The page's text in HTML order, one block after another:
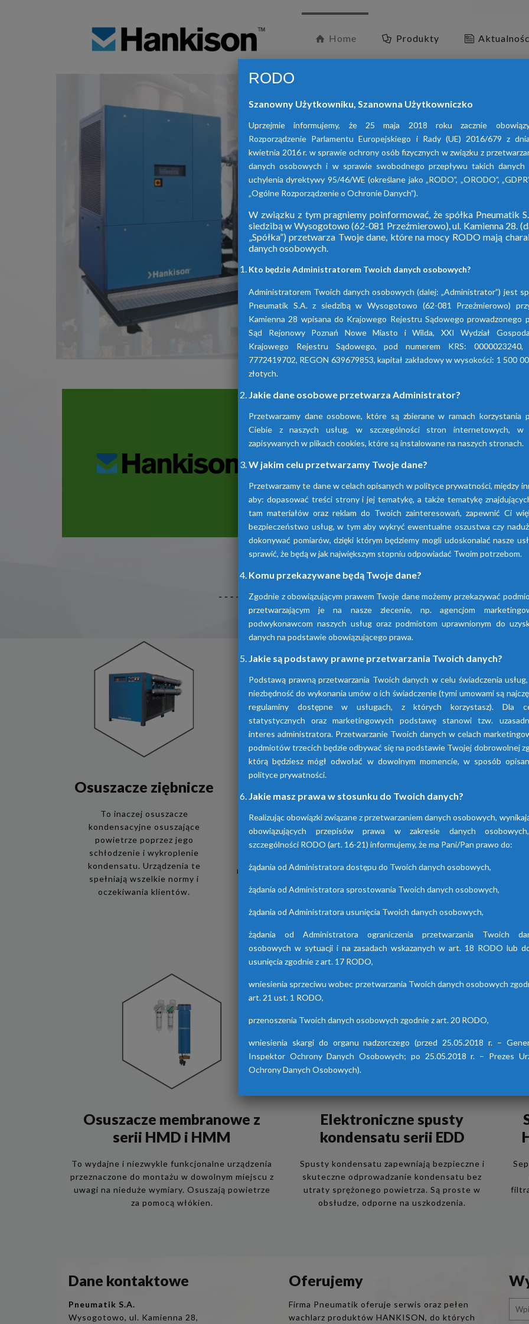
Home Produkty
W ofercie naszej
Firma Pneumatik pojawiła się na rynku w
technice sprężonego powietrza,
wyspecjalizowanych urządzeń.
Dowiedz się więcej
Sprawdź nasze produkty
Osuszacze ziębnicze
To inaczej osuszacze
kondensacyjne osuszające
powietrze poprzez jego
schłodzenie i wykroplenie
kondensatu. Urządzenia te
spełniają wszelkie normy i
oczekiwania klientów.
adsorpcyjne
Urządzenia te przyczyniają się do
osuszania powietrza za pomocą
różnych seriach. Każda z nich różni
hybrydowe z serii
HDB
Osuszacze hybrydowe są
połączeniem osuszacza
niskimi kosztami
lato/zima oraz brakiem
Osuszacze membranowe z
serii HMD i HMM
To wydajne i niezwykle funkcjonalne urządzenia
przeznaczone do montażu w dowolnym miejscu z
uwagi na nieduże wymiary. Osuszają powietrze
za pomocą włókien.
Elektroniczne spusty
kondensatu serii EDD
Spusty kondensatu zapewniają bezpieczne i
skuteczne odprowadzanie kondensatu bez
utraty sprężonego powietrza. Są proste w
obsłudze, odporne na uszkodzenia.
Dane kontaktowe
Pneumatik S.A.
Wysogotowo, ul. Kamienna 28,
Oferujemy
Firma Pneumatik oferuje serwis oraz pełen
wachlarz produktów HANKISON, do których
RODO
Szanowny Użytkowniku, Szanowna Użytkowniczko
Uprzejmie informujemy, że 25 maja 2018 roku zacznie
Rozporządzenie Parlamentu Europejskiego i Rady (UE) 2016/679 z
kwietnia 2016 r. w sprawie ochrony osób fizycznych w związku z
danych osobowych i w sprawie swobodnego przepływu takich danych
uchylenia dyrektywy 95/46/WE (określane jako „RODO”, „ORODO”,
„Ogólne Rozporządzenie o Ochronie Danych”).
W związku z tym pragniemy poinformować, że spółka Pneumatik
siedzibą w Wysogotowo (62-081 Przeźmierowo), ul. Kamienna 28.
„Spółka”) przetwarza Twoje dane, które na mocy RODO mają
danych osobowych.
Kto będzie Administratorem Twoich danych osobowych?
Administratorem Twoich danych osobowych (dalej: „Administrator”) jest
Pneumatik S.A. z siedzibą w Wysogotowo (62-081 Przeźmierowo)
Kamienna 28 wpisana do Krajowego Rejestru Sądowego prowadzonego
Sąd Rejonowy Poznań Nowe Miasto i Wilda, XXI Wydział
Krajowego Rejestru Sądowego, pod numerem KRS: 0000023240,
7772419702, REGON 639679853, kapitał zakładowy w wysokości: 1 500
złotych.
Jakie dane osobowe przetwarza Administrator?
Przetwarzamy dane osobowe, które są zbierane w ramach korzystania
Ciebie z naszych usług, w szczególności stron internetowych, w
zapisywanych w plikach cookies, które są instalowane na naszych stronach.
W jakim celu przetwarzamy Twoje dane?
Przetwarzamy te dane w celach opisanych w polityce prywatności, między
aby: dopasować treści strony i jej tematykę, a także tematykę
tam materiałów oraz reklam do Twoich zainteresowań, zapewnić Ci
bezpieczeństwo usług, w tym aby wykryć ewentualne oszustwa czy
dokonywać pomiarów, dzięki którym będziemy mogli udoskonalać nasze
sprawić, że będą w jak największym stopniu odpowiadać Twoim potrzebom.
Komu przekazywane będą Twoje dane?
Zgodnie z obowiązującym prawem Twoje dane możemy przekazywać
przetwarzającym je na nasze zlecenie, np. agencjom
podwykonawcom naszych usług oraz podmiotom uprawnionym do
danych na podstawie obowiązującego prawa.
Jakie są podstawy prawne przetwarzania Twoich danych?
Podstawą prawną przetwarzania Twoich danych w celu świadczenia
niezbędność do wykonania umów o ich świadczenie (tymi umowami są
regulaminy dostępne w usługach, z których korzystasz). Dla
statystycznych oraz marketingowych podstawę stanowi tzw.
interes administratora. Przetwarzanie Twoich danych w celach
podmiotów trzecich będzie odbywać się na podstawie Twojej dobrowolnej
którą będziesz mógł odwołać w dowolnym momencie, w sposób
polityce prywatności.
Jakie masz prawa w stosunku do Twoich danych?
Realizując obowiązki związane z przetwarzaniem danych osobowych,
obowiązujących przepisów prawa w zakresie danych
szczególności RODO (art. 16-21) informujemy, że ma Pani/Pan prawo do:
żądania od Administratora dostępu do Twoich danych osobowych,
żądania od Administratora sprostowania Twoich danych osobowych,
żądania od Administratora usunięcia Twoich danych osobowych,
żądania od Administratora ograniczenia przetwarzania Twoich
osobowych w sytuacji i na zasadach wskazanych w art. 18 RODO lub
usunięcia zgodnie z art. 17 RODO,
wniesienia sprzeciwu wobec przetwarzania Twoich danych osobowych
art. 21 ust. 1 RODO,
przenoszenia Twoich danych osobowych zgodnie z art. 20 RODO,
wniesienia skargi do organu nadzorczego (przed 25.05.2018 r. –
Inspektor Ochrony Danych Osobowych; po 25.05.2018 r. – Prezes
Ochrony Danych Osobowych).